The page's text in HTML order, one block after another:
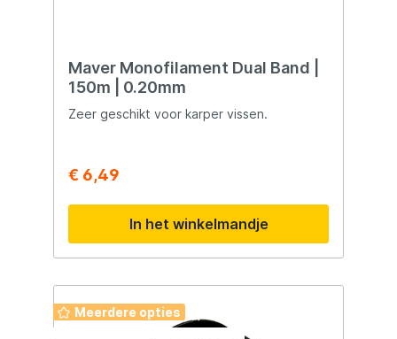
Maver Monofilament Dual Band |
150m | 0.20mm
Zeer geschikt voor karper vissen.
€ 6,49
In het winkelmandje
Meerdere opties